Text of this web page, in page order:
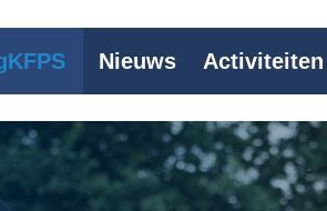
Nieuws Activiteiten